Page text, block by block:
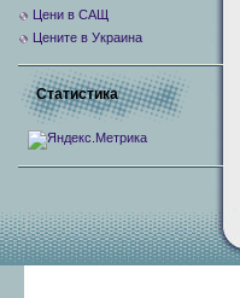
Цени в САЩ
Цените в Украина
Статистика